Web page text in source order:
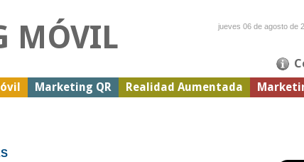
MÓVIL jueves 06 de agosto de
Marketing QR Realidad Aumentada